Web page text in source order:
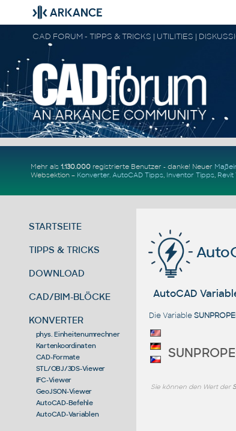
Mehr als 1.130.000registrierte Benutzer - danke! Neuer
Websektion – Konverter. AutoCAD Tipps, Inventor Tipps, Revit
STARTSEITE
TIPPS & TRICKS
DOWNLOAD
CAD/BIM-BLÖCKE
KONVERTER
phys. Einheitenumrechner
Kartenkoordinaten
CAD-Formate
STL/OBJ/3DS-Viewer
IFC-Viewer
GeoJSON-Viewer
AutoCAD-Befehle
AutoCAD-Variablen
AutoCAD
Die Variable
Sie können den Wert der